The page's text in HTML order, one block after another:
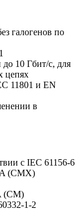
галогенов по
до 10 Гбит/с, для
цепях
11801 и EN
в
с IEC 61156-6
(CMX)
(CM)
1-2